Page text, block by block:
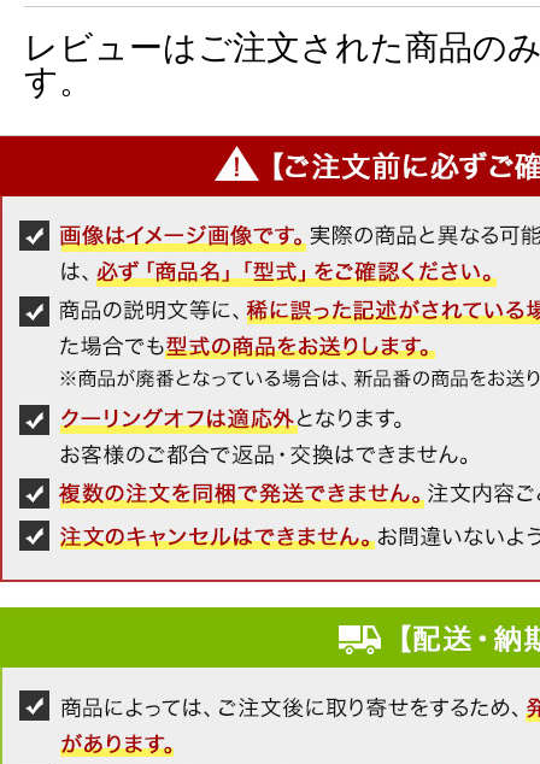
レビューはご注文された商品の
す。